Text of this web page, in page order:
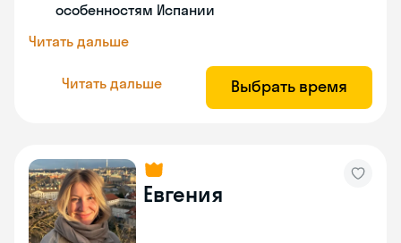
особенностям Испании
Читать дальше
Читать дальше Выбрать время
Евгения